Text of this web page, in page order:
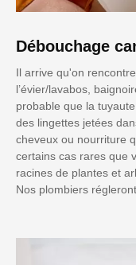
Débouchage
Il arrive qu'on
l’évier/lavabos,
probable que la
des lingettes jetées
cheveux ou nourriture
certains cas rares que
racines de plantes et
Nos plombiers